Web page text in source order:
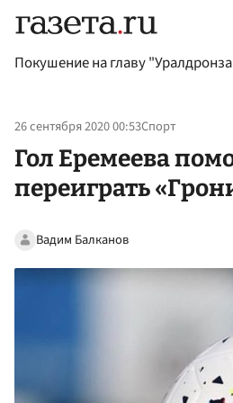
Покушение на главу
26 сентября 2020 00:53Спорт
Гол Еремеева
переиграть
Вадим Балканов